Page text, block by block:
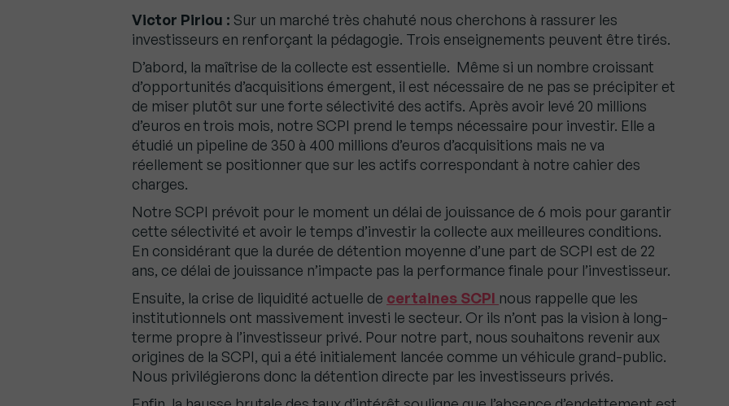
Victor Piriou : Sur un marché très chahuté nous cherchons à rassurer les
investisseurs en renforçant la pédagogie. Trois enseignements peuvent être tirés.
D’abord, la maîtrise de la collecte est essentielle. Même si un nombre croissant
d’opportunités d’acquisitions émergent, il est nécessaire de ne pas se précipiter et
de miser plutôt sur une forte sélectivité des actifs. Après avoir levé 20 millions
d’euros en trois mois, notre SCPI prend le temps nécessaire pour investir. Elle a
étudié un pipeline de 350 à 400 millions d’euros d’acquisitions mais ne va
réellement se positionner que sur les actifs correspondant à notre cahier des
charges.
Notre SCPI prévoit pour le moment un délai de jouissance de 6 mois pour garantir
cette sélectivité et avoir le temps d’investir la collecte aux meilleures conditions.
En considérant que la durée de détention moyenne d’une part de SCPI est de 22
ans, ce délai de jouissance n’impacte pas la performance finale pour l’investisseur.
Ensuite, la crise de liquidité actuelle de certaines SCPI nous rappelle que les
institutionnels ont massivement investi le secteur. Or ils n’ont pas la vision à long-
terme propre à l’investisseur privé. Pour notre part, nous souhaitons revenir aux
origines de la SCPI, qui a été initialement lancée comme un véhicule grand-public.
Nous privilégierons donc la détention directe par les investisseurs privés.